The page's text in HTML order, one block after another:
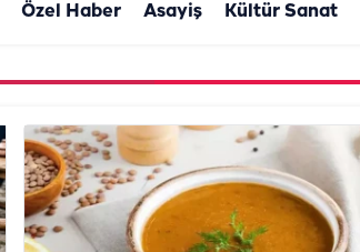
Özel Haber Asayiş Kültür Sanat